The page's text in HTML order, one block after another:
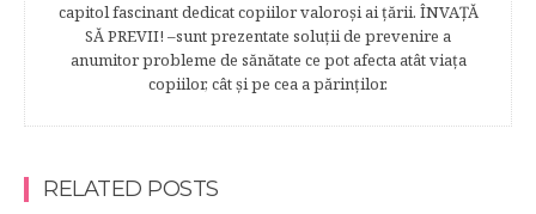
capitol fascinant dedicat copiilor valoroși ai țării. ÎNVAŢĂ
SĂ PREVII! –sunt prezentate soluţii de prevenire a
anumitor probleme de sănătate ce pot afecta atât viaţa
copiilor, cât şi pe cea a părinţilor.
RELATED POSTS